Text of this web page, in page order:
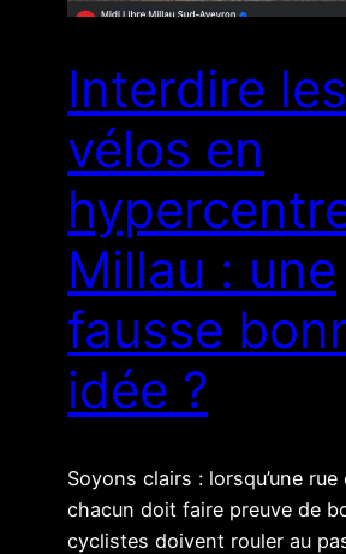
Interdire les
vélos en
Millau : une
fausse
idée ?
Soyons clairs : lorsqu’une
chacun doit faire preuve de
cyclistes doivent rouler au